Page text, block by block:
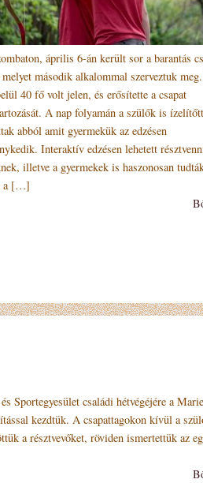
április 6-án került sor a barantás
melyet második alkalommal szerveztuk
40 fő volt jelen, és erősítette a csapat
A nap folyamán a szülők is ízelítőtt
abból amit gyermekük az edzésen
Interaktív edzésen lehetett
illetve a gyermekek is haszonosan
a […]
családi hétvégéjére a
kezdtük. A csapattagokon kívül a
a résztvevőket, röviden ismertettük az